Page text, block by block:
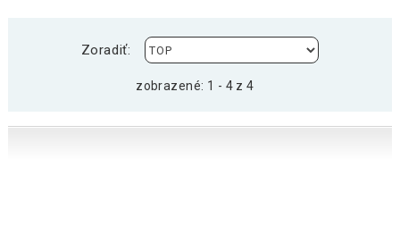
Zoradiť:
zobrazené: 1 - 4 z 4